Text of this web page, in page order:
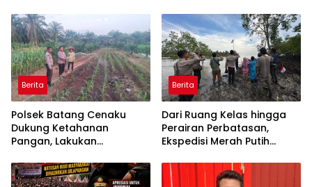
Berita
Polsek Batang Cenaku
Dukung Ketahanan
Pangan, Lakukan
Penyiraman Tanaman
Jagung Pipil di Desa Aur
Berita
Dari Ruang Kelas hingga
Perairan Perbatasan,
Ekspedisi Merah Putih
Kebangsaan di Dumai